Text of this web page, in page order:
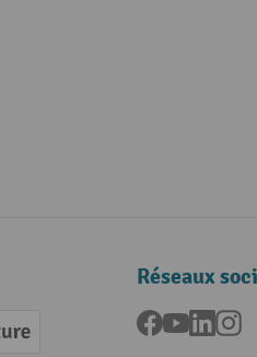
Réseaux
Facebook
YouTube